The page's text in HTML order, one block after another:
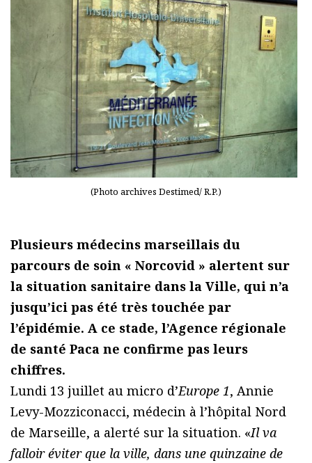
(Photo archives Destimed/ R.P.)
Plusieurs médecins marseillais du
parcours de soin « Norcovid » alertent sur
la situation sanitaire dans la Ville, qui n’a
jusqu’ici pas été très touchée par
l’épidémie. A ce stade, l’Agence régionale
de santé Paca ne confirme pas leurs
chiffres.
Lundi 13 juillet au micro d’Europe 1, Annie
Levy-Mozziconacci, médecin à l’hôpital Nord
de Marseille, a alerté sur la situation. «Il va
falloir éviter que la ville, dans une quinzaine de